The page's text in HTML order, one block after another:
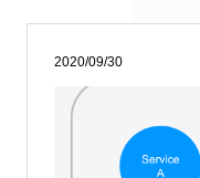
2020/09/30